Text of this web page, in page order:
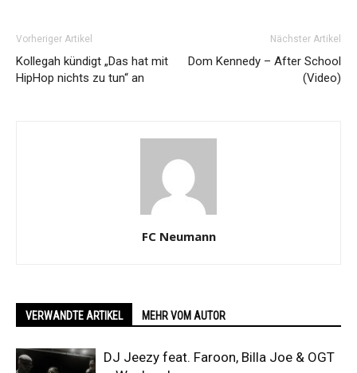
Vorheriger Artikel
Kollegah kündigt „Das hat mit
HipHop nichts zu tun“ an
Nächster Artikel
Dom Kennedy – After School
(Video)
FC Neumann
VERWANDTE ARTIKEL MEHR VOM AUTOR
DJ Jeezy feat. Faroon, Billa Joe & OGT